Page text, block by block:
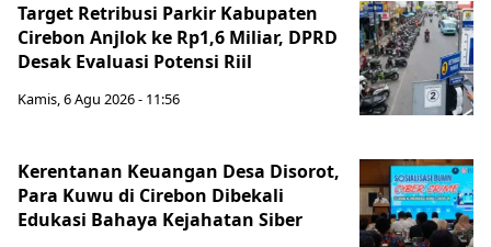
Target Retribusi Parkir Kabupaten
Cirebon Anjlok ke Rp1,6 Miliar, DPRD
Desak Evaluasi Potensi Riil
Kamis, 6 Agu 2026 - 11:56
Kerentanan Keuangan Desa Disorot,
Para Kuwu di Cirebon Dibekali
Edukasi Bahaya Kejahatan Siber